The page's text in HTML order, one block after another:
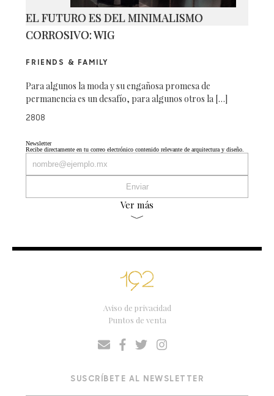
EL FUTURO ES DEL MINIMALISMO
CORROSIVO: WIG
FRIENDS & FAMILY
Para algunos la moda y su engañosa promesa de
permanencia es un desafío, para algunos otros la […]
2808
Newsletter
Recibe directamente en tu correo electrónico contenido relevante de arquitectura y diseño.
Ver más
Aviso de privacidad
Puntos de venta
SUSCRÍBETE AL NEWSLETTER